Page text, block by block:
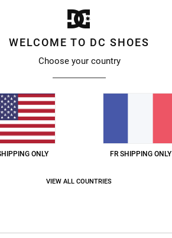
WELCOME TO DC SHOES
Choose your country
ONLY FR SHIPPING ONLY
VIEW ALL COUNTRIES